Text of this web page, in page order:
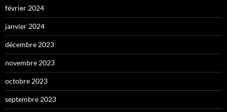
février 2024
janvier 2024
décembre 2023
novembre 2023
octobre 2023
septembre 2023